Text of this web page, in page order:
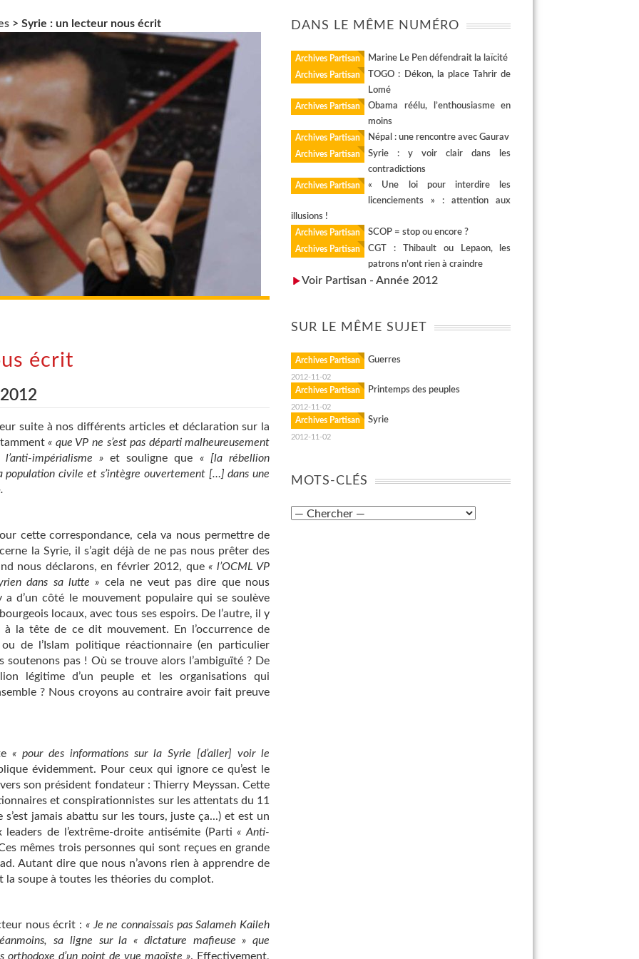
> Syrie : un lecteur nous écrit
écrit
suite à nos différents articles et déclaration sur la
« que VP ne s’est pas départi malheureusement
impérialisme »et souligne que « [la rébellion
civile et s’intègre ouvertement […] dans une
cette correspondance, cela va nous permettre de
la Syrie, il s’agit déjà de ne pas nous prêter des
nous déclarons, en février 2012, que« l’OCML VP
dans sa lutte » cela ne veut pas dire que nous
d’un côté le mouvement populaire qui se soulève
locaux, avec tous ses espoirs. De l’autre, il y
la tête de ce dit mouvement. En l’occurrence de
de l’Islam politique réactionnaire (en particulier
soutenons pas ! Où se trouve alors l’ambiguïté ? De
légitime d’un peuple et les organisations qui
? Nous croyons au contraire avoir fait preuve
« pour des informations sur la Syrie [d’aller] voir le
évidemment. Pour ceux qui ignore ce qu’est le
son président fondateur : Thierry Meyssan. Cette
et conspirationnistes sur les attentats du 11
s’est jamais abattu sur les tours, juste ça...) et est un
de l’extrême-droite antisémite (Parti « Anti-
mêmes trois personnes qui sont reçues en grande
Autant dire que nous n’avons rien à apprendre de
soupe à toutes les théories du complot.
nous écrit : « Je ne connaissais pas Salameh Kaileh
sa ligne sur la « dictature mafieuse » que
orthodoxe d’un point de vue maoïste ». Effectivement,
DANS LE MÊME NUMÉRO
Archives Partisan Marine Le Pen défendrait la laïcité
Archives Partisan
TOGO : Dékon, la place Tahrir de
Lomé
Archives Partisan
Obama réélu, l’enthousiasme en
moins
Archives Partisan Népal : une rencontre avec Gaurav
Archives Partisan
Syrie : y voir clair dans les
contradictions
Archives Partisan
« Une loi pour interdire les
licenciements » : attention aux
illusions !
Archives Partisan SCOP = stop ou encore ?
Archives Partisan
CGT : Thibault ou Lepaon, les
patrons n’ont rien à craindre
Voir Partisan - Année 2012
SUR LE MÊME SUJET
Archives Partisan Guerres
2012-11-02
Archives Partisan Printemps des peuples
2012-11-02
Archives Partisan Syrie
2012-11-02
MOTS-CLÉS